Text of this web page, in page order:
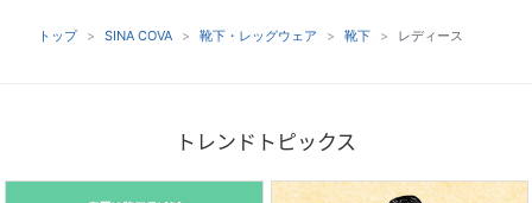
トップ SINA COVA 靴下・レッグウェア 靴下 レディース
トレンドトピックス